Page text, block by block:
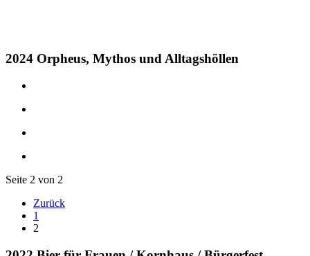
2024 Orpheus, Mythos und Alltagshöllen
Seite 2 von 2
Zurück
1
2